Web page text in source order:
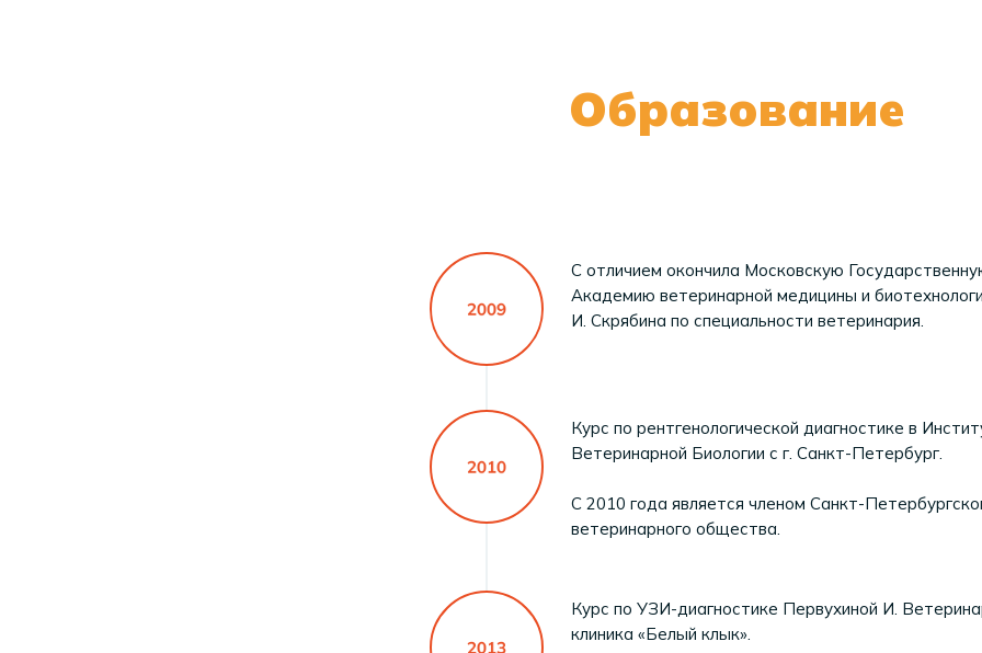
Образование
С отличием окончила Московскую
Академию ветеринарной медицины и
И. Скрябина по специальности ветеринария.
Курс по рентгенологической диагностике в
Ветеринарной Биологии с г. Санкт-Петербург.
С 2010 года является членом Санкт-
ветеринарного общества.
Курс по УЗИ-диагностике Первухиной И.
клиника «Белый клык».